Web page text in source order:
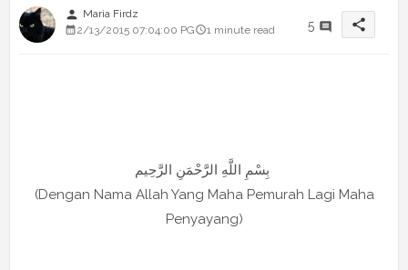
person Maria Firdz
2/13/2015 07:04:00 PG
1 minute read 5 share
(Dengan Nama Allah Yang Maha Pemurah Lagi Maha
Penyayang)